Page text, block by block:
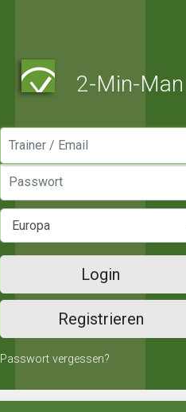
2-Min-Man
Login
Registrieren
Passwort vergessen?